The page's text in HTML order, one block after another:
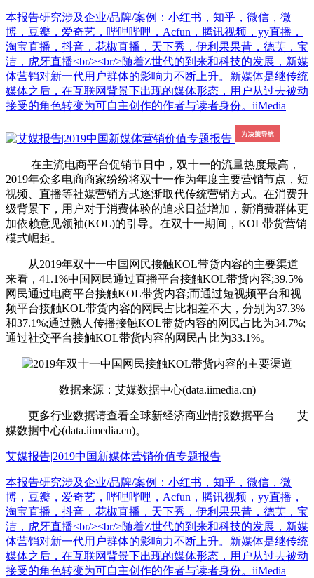
本报告研究涉及企业/品牌/案例：小红书，知乎，微信，微
博，豆瓣，爱奇艺，哔哩哔哩，Acfun，腾讯视频，yy直播，
淘宝直播，抖音，花椒直播，天下秀，伊利果果昔，德芙，宝
洁，虎牙直播<br/><br/>随着Z世代的到来和科技的发展，新媒
体营销对新一代用户群体的影响力不断上升。新媒体是继传统
媒体之后，在互联网背景下出现的媒体形态，用户从过去被动
接受的角色转变为可自主创作的作者与读者身份。iiMedia
在主流电商平台促销节日中，双十一的流量热度最高，
2019年众多电商商家纷纷将双十一作为年度主要营销节点，短
视频、直播等社媒营销方式逐渐取代传统营销方式。在消费升
级背景下，用户对于消费体验的追求日益增加，新消费群体更
加依赖意见领袖(KOL)的引导。在双十一期间，KOL带货营销
模式崛起。
从2019年双十一中国网民接触KOL带货内容的主要渠道
来看，41.1%中国网民通过直播平台接触KOL带货内容;39.5%
网民通过电商平台接触KOL带货内容;而通过短视频平台和视
频平台接触KOL带货内容的网民占比相差不大，分别为37.3%
和37.1%;通过熟人传播接触KOL带货内容的网民占比为34.7%;
通过社交平台接触KOL带货内容的网民占比为33.1%。
数据来源：艾媒数据中心(data.iimedia.cn)
更多行业数据请查看全球新经济商业情报数据平台——艾
媒数据中心(data.iimedia.cn)。
艾媒报告|2019中国新媒体营销价值专题报告
本报告研究涉及企业/品牌/案例：小红书，知乎，微信，微
博，豆瓣，爱奇艺，哔哩哔哩，Acfun，腾讯视频，yy直播，
淘宝直播，抖音，花椒直播，天下秀，伊利果果昔，德芙，宝
洁，虎牙直播<br/><br/>随着Z世代的到来和科技的发展，新媒
体营销对新一代用户群体的影响力不断上升。新媒体是继传统
媒体之后，在互联网背景下出现的媒体形态，用户从过去被动
接受的角色转变为可自主创作的作者与读者身份。iiMedia